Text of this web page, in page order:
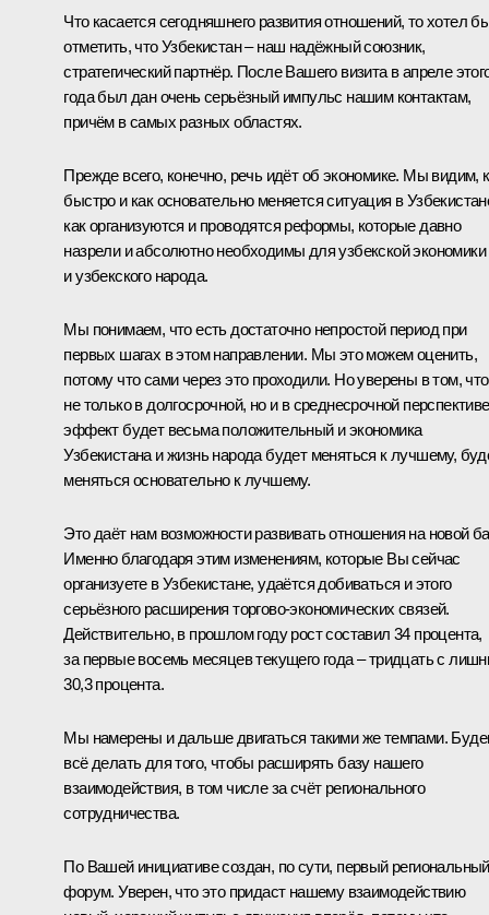
Что касается сегодняшнего развития отношений, то хотел
отметить, что Узбекистан – наш надёжный союзник,
стратегический партнёр. После Вашего визита в апреле
года был дан очень серьёзный импульс нашим контактам,
причём в самых разных областях.
Прежде всего, конечно, речь идёт об экономике. Мы видим,
быстро и как основательно меняется ситуация в
как организуются и проводятся реформы, которые давно
назрели и абсолютно необходимы для узбекской экономики
и узбекского народа.
Мы понимаем, что есть достаточно непростой период при
первых шагах в этом направлении. Мы это можем оценить,
потому что сами через это проходили. Но уверены в том, что
не только в долгосрочной, но и в среднесрочной перспективе
эффект будет весьма положительный и экономика
Узбекистана и жизнь народа будет меняться к лучшему,
меняться основательно к лучшему.
Это даёт нам возможности развивать отношения на новой
Именно благодаря этим изменениям, которые Вы сейчас
организуете в Узбекистане, удаётся добиваться и этого
серьёзного расширения торгово-экономических связей.
Действительно, в прошлом году рост составил 34 процента,
за первые восемь месяцев текущего года – тридцать с
30,3 процента.
Мы намерены и дальше двигаться такими же темпами.
всё делать для того, чтобы расширять базу нашего
взаимодействия, в том числе за счёт регионального
сотрудничества.
По Вашей инициативе создан, по сути, первый региональный
форум. Уверен, что это придаст нашему взаимодействию